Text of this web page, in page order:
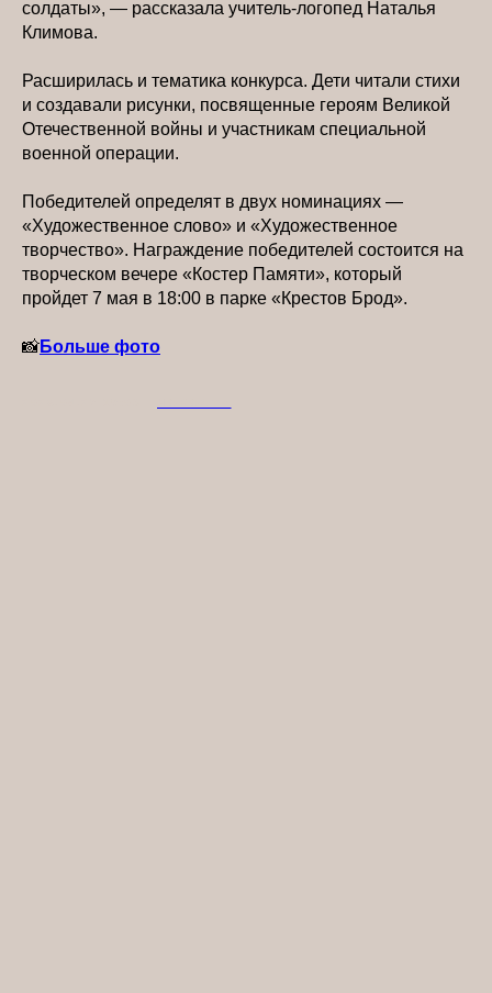
солдаты», — рассказала учитель-логопед Наталья
Климова.
Расширилась и тематика конкурса. Дети читали стихи
и создавали рисунки, посвященные героям Великой
Отечественной войны и участникам специальной
военной операции.
Победителей определят в двух номинациях —
«Художественное слово» и «Художественное
творчество». Награждение победителей состоится на
творческом вечере «Костер Памяти», который
пройдет 7 мая в 18:00 в парке «Крестов Брод».
📸Больше фото